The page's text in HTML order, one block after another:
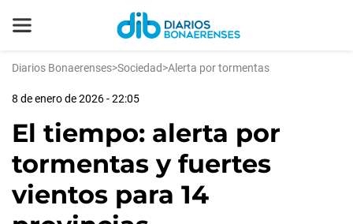
Diarios Bonaerenses>Sociedad>Alerta por tormentas
8 de enero de 2026 - 22:05
El tiempo: alerta por
tormentas y fuertes
vientos para 14